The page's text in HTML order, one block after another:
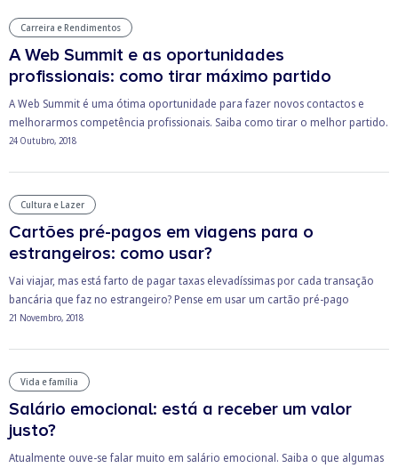
Carreira e Rendimentos
A Web Summit e as oportunidades
profissionais: como tirar máximo partido
A Web Summit é uma ótima oportunidade para fazer novos contactos e
melhorarmos competência profissionais. Saiba como tirar o melhor partido.
24 Outubro, 2018
Cultura e Lazer
Cartões pré-pagos em viagens para o
estrangeiros: como usar?
Vai viajar, mas está farto de pagar taxas elevadíssimas por cada transação
bancária que faz no estrangeiro? Pense em usar um cartão pré-pago
21 Novembro, 2018
Vida e família
Salário emocional: está a receber um valor
justo?
Atualmente ouve-se falar muito em salário emocional. Saiba o que algumas